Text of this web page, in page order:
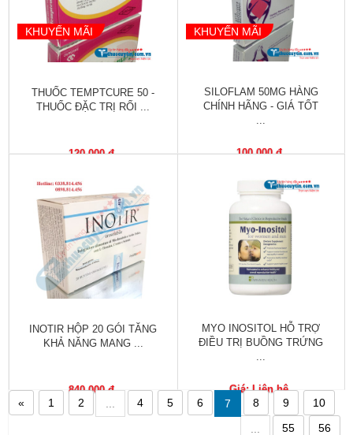
Làm
đẹp
và
sức
Chăm
Bài
thuốc
hay
Kiến
thức
bệnh
sĩ
thuốc
KHUYẾN MÃI
THUỐC TEMPTCURE 50 -
THUỐC ĐẶC TRỊ RỐI ...
120,000 đ
KHUYẾN MÃI
SILOFLAM 50MG HÀNG
CHÍNH HÃNG - GIÁ TỐT
100,000 đ
INOTIR HỘP 20 GÓI TĂNG
KHẢ NĂNG MANG ...
840,000 đ
MYO INOSITOL HỖ TRỢ
ĐIỀU TRỊ BUỒNG TRỨNG
Giá: Liên hệ
« 1 2 4 5 6 7 8 9 10
55
56